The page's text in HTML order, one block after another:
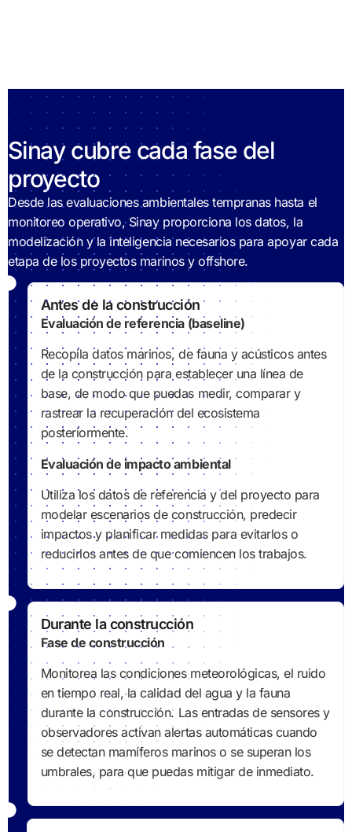
Sinay cubre cada fase del
proyecto
Desde las evaluaciones ambientales tempranas hasta el
monitoreo operativo, Sinay proporciona los datos, la
modelización y la inteligencia necesarios para apoyar cada
etapa de los proyectos marinos y offshore.
Antes de la construcción
Evaluación de referencia (baseline)
Recopila datos marinos, de fauna y acústicos antes
de la construcción para establecer una línea de
base, de modo que puedas medir, comparar y
rastrear la recuperación del ecosistema
posteriormente.
Evaluación de impacto ambiental
Utiliza los datos de referencia y del proyecto para
modelar escenarios de construcción, predecir
impactos y planificar medidas para evitarlos o
reducirlos antes de que comiencen los trabajos.
Durante la construcción
Fase de construcción
Monitorea las condiciones meteorológicas, el ruido
en tiempo real, la calidad del agua y la fauna
durante la construcción. Las entradas de sensores y
observadores activan alertas automáticas cuando
se detectan mamíferos marinos o se superan los
umbrales, para que puedas mitigar de inmediato.